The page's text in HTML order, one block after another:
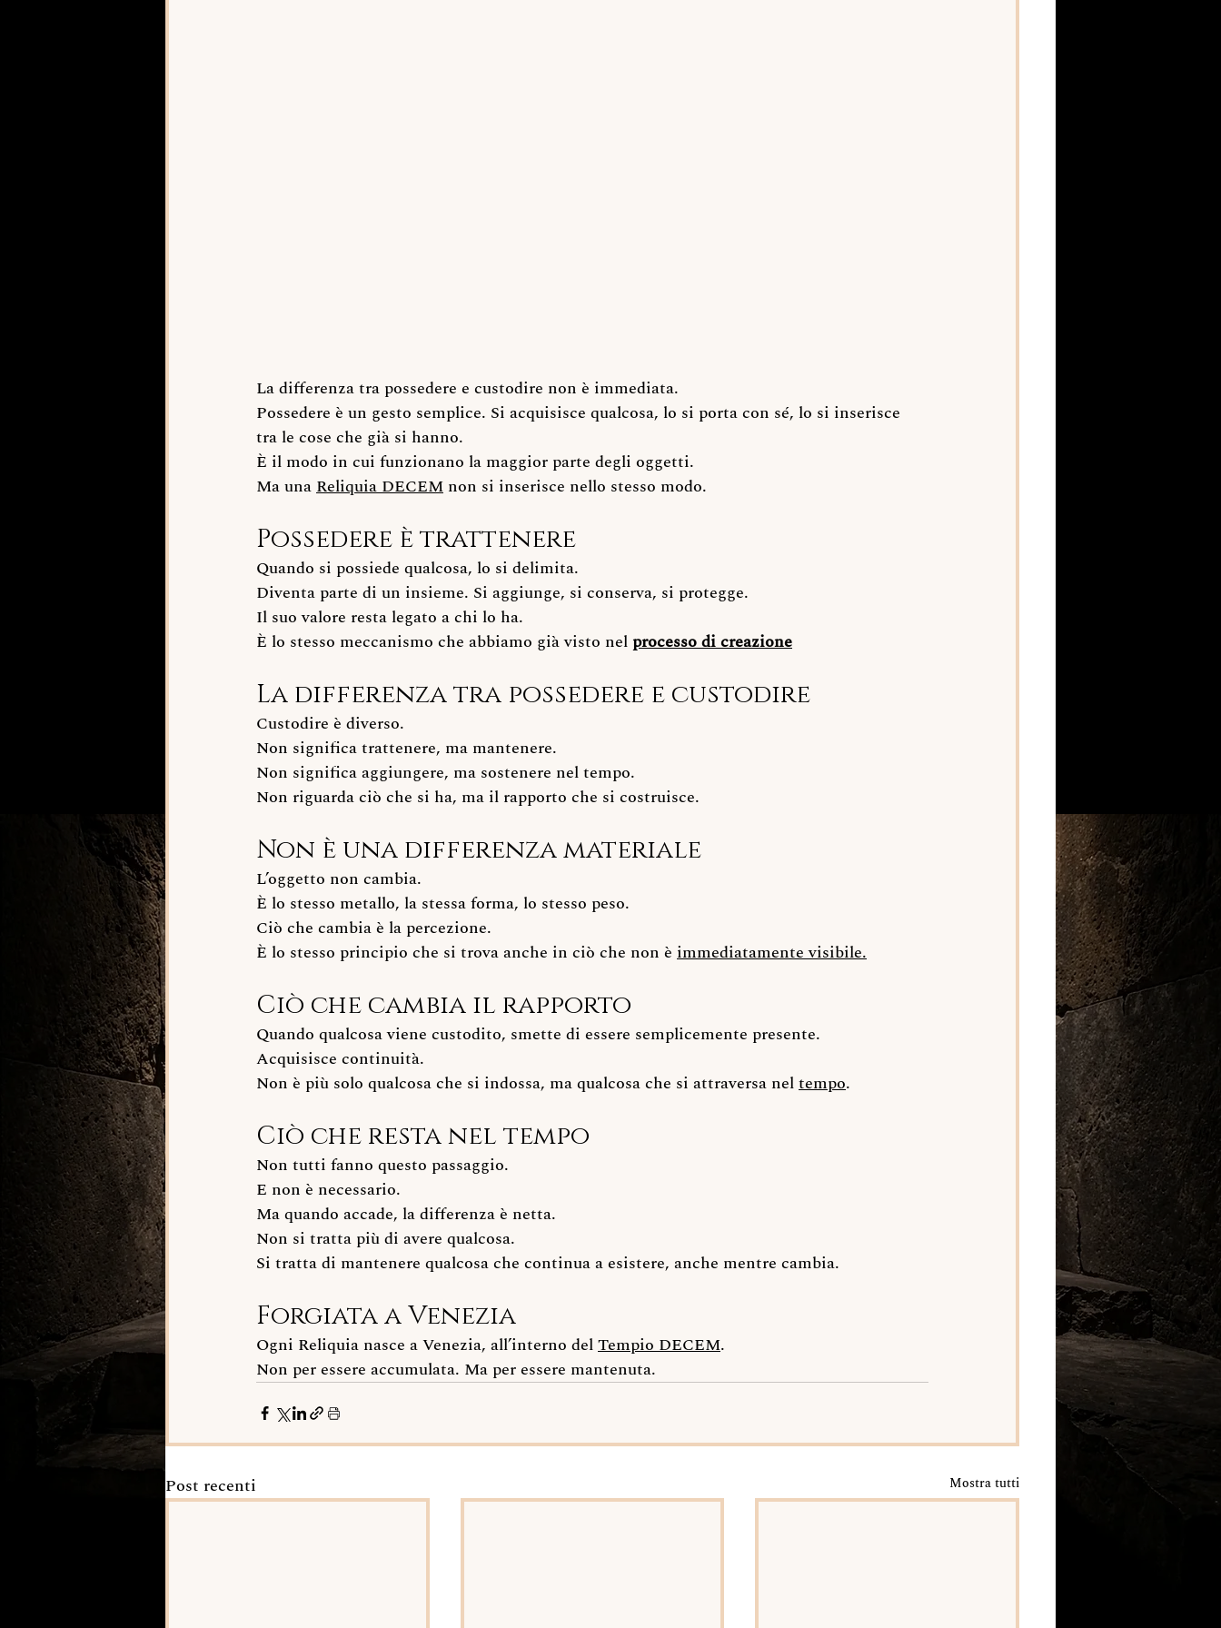
La differenza tra possedere e custodire non è immediata.
Possedere è un gesto semplice. Si acquisisce qualcosa, lo si porta con sé, lo si inserisce
tra le cose che già si hanno.
È il modo in cui funzionano la maggior parte degli oggetti.
Ma una Reliquia DECEM non si inserisce nello stesso modo.
Possedere è trattenere
Quando si possiede qualcosa, lo si delimita.
Diventa parte di un insieme. Si aggiunge, si conserva, si protegge.
Il suo valore resta legato a chi lo ha.
È lo stesso meccanismo che abbiamo già visto nel processo di creazione
La differenza tra possedere e custodire
Custodire è diverso.
Non significa trattenere, ma mantenere.
Non significa aggiungere, ma sostenere nel tempo.
Non riguarda ciò che si ha, ma il rapporto che si costruisce.
Non è una differenza materiale
L’oggetto non cambia.
È lo stesso metallo, la stessa forma, lo stesso peso.
Ciò che cambia è la percezione.
È lo stesso principio che si trova anche in ciò che non è immediatamente visibile.
Ciò che cambia il rapporto
Quando qualcosa viene custodito, smette di essere semplicemente presente.
Acquisisce continuità.
Non è più solo qualcosa che si indossa, ma qualcosa che si attraversa nel tempo.
Ciò che resta nel tempo
Non tutti fanno questo passaggio.
E non è necessario.
Ma quando accade, la differenza è netta.
Non si tratta più di avere qualcosa.
Si tratta di mantenere qualcosa che continua a esistere, anche mentre cambia.
Forgiata a Venezia
Ogni Reliquia nasce a Venezia, all’interno del Tempio DECEM.
Non per essere accumulata. Ma per essere mantenuta.
Post recenti Mostra tutti